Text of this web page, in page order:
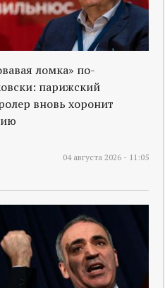
ломка» по-
парижский
вновь хоронит
04 августа 2026 - 11:05